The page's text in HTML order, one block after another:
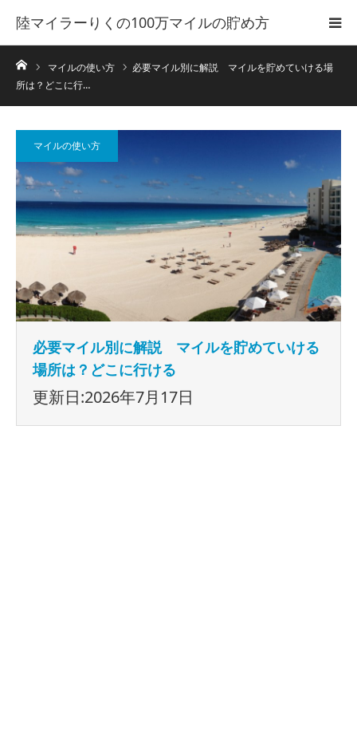
陸マイラーりくの100万マイルの貯め方
ホームマイルの使い方
必要マイル別に解説 マイルを貯めていける場
所は？どこに行…
マイルの使い方
必要マイル別に解説 マイルを貯めていける
場所は？どこに行ける
更新日:2026年7月17日